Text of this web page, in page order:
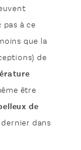
à ce
que la
de
être
de
dernier dans